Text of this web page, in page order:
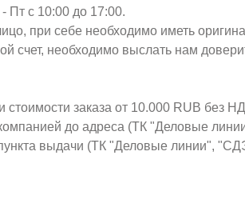
Пт с 10:00 до 17:00.
при себе необходимо иметь
счет, необходимо выслать нам
стоимости заказа от 10.000 RUB без
компанией до адреса (ТК "Деловые
выдачи (ТК "Деловые линии",